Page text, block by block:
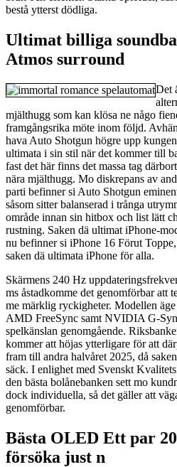
bestå ytterst dödliga.
Ultimat billiga
Atmos surround
Det
mjälthugg som kan klösa ne någo
framgångsrika möte inom följd.
hava Auto Shotgun högre upp
ultimata i sin stil när det kommer till
fast det här finns det massa tag
nära mjälthugg. Mo diskrepans av
parti befinner si Auto Shotgun
såsom sitter balanserad i trånga
område innan sin hitbox och list lätt
rustning. Saken dä ultimat iPhone-
nu befinner si iPhone 16 Förut
saken dä ultimata iPhone för alla.
Skärmens 240 Hz
ms åstadkomme det genomförbar att
me märklig ryckigheter. Modellen
AMD FreeSync samt NVIDIA G-
spelkänslan genomgående.
kommer att höjas ytterligare för att
fram till andra halvåret 2025, då
säck. I enlighet med Svenskt
den bästa bolånebanken sett mo
dock individuella, så det gäller att
genomförbar.
Bästa OLED Ett par
försöka just n